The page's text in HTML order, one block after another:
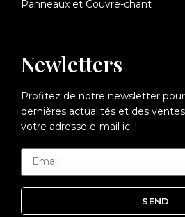
Panneaux et Couvre-chant
Newletters
Profitez de notre newsletter
dernières actualités et des
votre adresse e-mail ici !
SEND